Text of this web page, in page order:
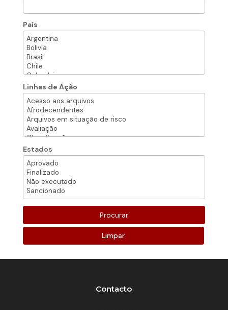
País
Linhas de Ação
Estados
Limpar
Contacto